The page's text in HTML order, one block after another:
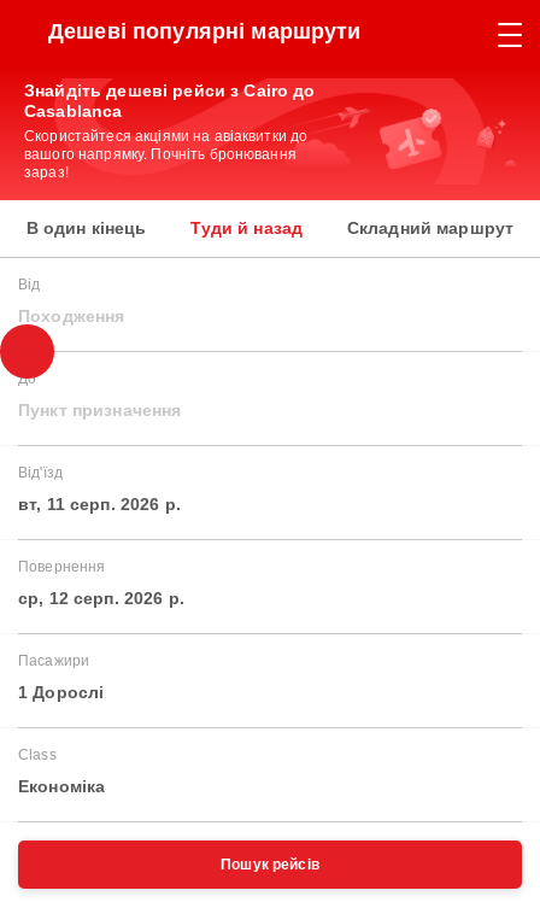
Дешеві популярні маршрути
Знайдіть дешеві рейси з Cairo до
Casablanca
Скористайтеся акціями на авіаквитки до
вашого напрямку. Почніть бронювання
зараз!
В один кінець Туди й назад Складний маршрут
Від
Походження
До
Пункт призначення
Від'їзд
вт, 11 серп. 2026 р.
Повернення
ср, 12 серп. 2026 р.
Пасажири
1 Дорослі
Class
Економіка
Пошук рейсів